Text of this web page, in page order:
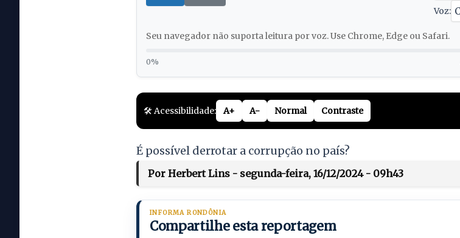
Voz:
Seu navegador não suporta leitura por voz. Use Chrome, Edge ou Safari.
0%
🛠️ Acessibilidade: A+ A- Normal Contraste
É possível derrotar a corrupção no país?
Por Herbert Lins - segunda-feira, 16/12/2024 - 09h43
INFORMA RONDÔNIA
Compartilhe esta reportagem